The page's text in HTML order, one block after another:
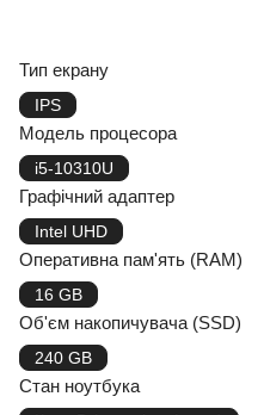
Тип екрану
IPS
Модель процесора
i5-10310U
Графічний адаптер
Intel UHD
Оперативна пам'ять (RAM)
16 GB
Об'єм накопичувача (SSD)
240 GB
Стан ноутбука